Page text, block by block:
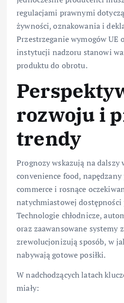
regulacjami prawnymi
żywności, oznakowania i
Przestrzeganie wymogów UE
instytucji nadzoru stanowi
produktu do obrotu.
rozwoju i
trendy
Prognozy wskazują na dalszy
convenience food,
commerce i rosnące
natychmiastowej dostępności
Technologie chłodnicze,
oraz zaawansowane
zrewolucjonizują sposób, w
nabywają gotowe posiłki.
W nadchodzących latach
miały: